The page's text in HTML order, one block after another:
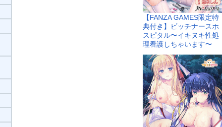
【FANZA GAMES限定特
典付き】ビッチナースホ
スピタル〜イキヌキ性処
理看護しちゃいます〜